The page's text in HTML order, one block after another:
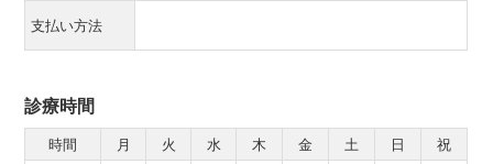
支払い方法
診療時間
時間 月 火 水 木 金 土 日
祝